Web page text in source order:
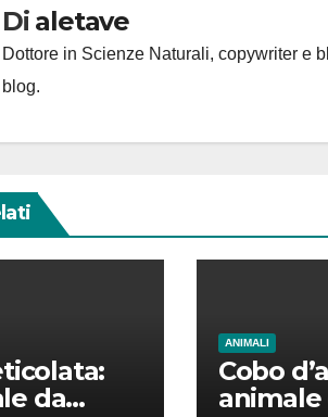
Di aletave
Dottore in Scienze Naturali, copywriter e
blog.
da
ANIMALI
Cobo
animale